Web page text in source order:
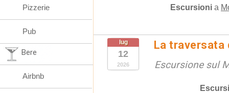
Escursioni a
lug
12
2026
La traversata
Escursione sul
Pizzerie
Pub
Bere
Airbnb